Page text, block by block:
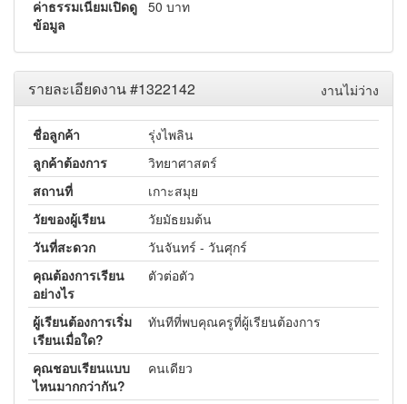
ค่าธรรมเนียมเปิดดู
ข้อมูล
50 บาท
งานไม่ว่าง
รายละเอียดงาน #1322142
ชื่อลูกค้า
รุ่งไพลิน
ลูกค้าต้องการ
วิทยาศาสตร์
สถานที่
เกาะสมุย
วัยของผู้เรียน
วัยมัธยมต้น
วันที่สะดวก
วันจันทร์ - วันศุกร์
คุณต้องการเรียน
อย่างไร
ตัวต่อตัว
ผู้เรียนต้องการเริ่ม
เรียนเมื่อใด?
ทันทีที่พบคุณครูที่ผู้เรียนต้องการ
คุณชอบเรียนแบบ
ไหนมากกว่ากัน?
คนเดียว